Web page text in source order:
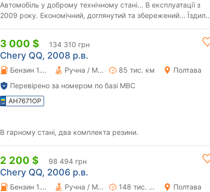
Автомобіль у доброму технічному стані... В експлуатації з
2009 року. Економічний, доглянутий та збережений... Їздила
3 000 $ 134 310 грн
Chery QQ, 2008 р.в.
Бензин 1.1 л. Ручна / Механіка 85 тис. км
Полтава
Перевірено за номером по базі МВС
AH7671OP
В гарному стані, два комплекта резини.
2 200 $ 98 494 грн
Chery QQ, 2006 р.в.
Бензин 1.1 л. Ручна / Механіка 148 тис. км
Полтава